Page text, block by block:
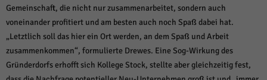
Gemeinschaft, die nicht nur zusammenarbeitet, sondern auch
voneinander profitiert und am besten auch noch Spaß dabei hat.
„Letztlich soll das hier ein Ort werden, an dem Spaß und Arbeit
zusammenkommen“, formulierte Drewes. Eine Sog-Wirkung des
Gründerdorfs erhofft sich Kollege Stock, stellte aber gleichzeitig fest,